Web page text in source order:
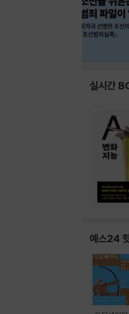
실시간
예스24